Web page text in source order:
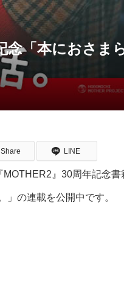
念「本におさま
Share LINE
』30周年記念
の連載を公開中です。